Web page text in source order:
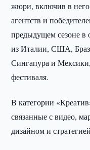
жюри, включив в
агентств и
предыдущем сезоне в
из Италии, США,
Сингапура и
фестиваля.
В категории
связанные с видео,
дизайном и